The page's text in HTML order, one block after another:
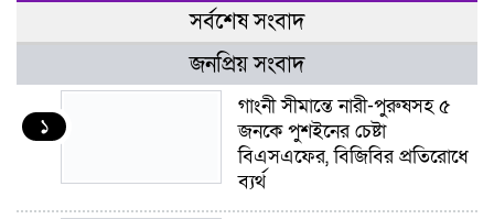
সর্বশেষ সংবাদ
জনপ্রিয় সংবাদ
১
গাংনী সীমান্তে নারী-পুরুষসহ ৫
জনকে পুশইনের চেষ্টা
বিএসএফের, বিজিবির প্রতিরোধে
ব্যর্থ